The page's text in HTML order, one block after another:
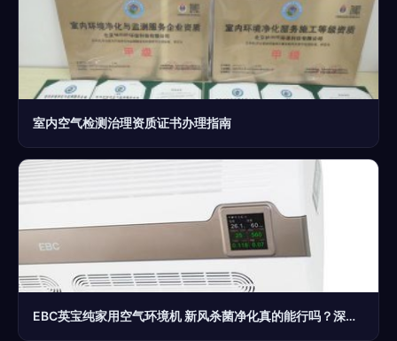
室内空气检测治理资质证书办理指南
EBC英宝纯家用空气环境机 新风杀菌净化真的能行吗？深度测评室内空气净化效果